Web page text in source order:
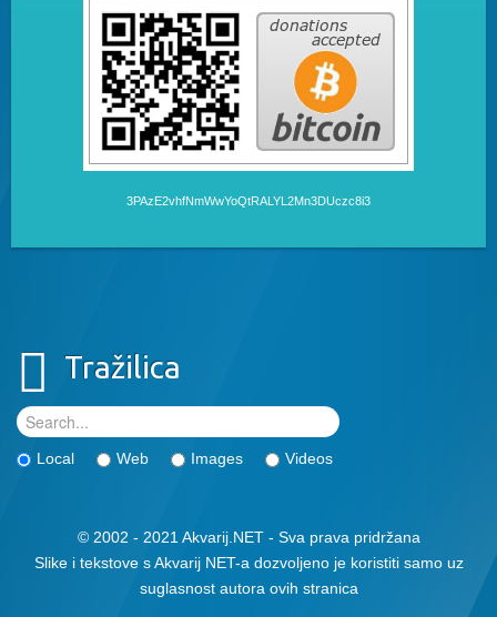
3PAzE2vhfNmWwYoQtRALYL2Mn3DUczc8i3
Tražilica
Local Web Images Videos
© 2002 - 2021 Akvarij.NET - Sva prava pridržana
Slike i tekstove s Akvarij NET-a dozvoljeno je koristiti samo uz
suglasnost autora ovih stranica